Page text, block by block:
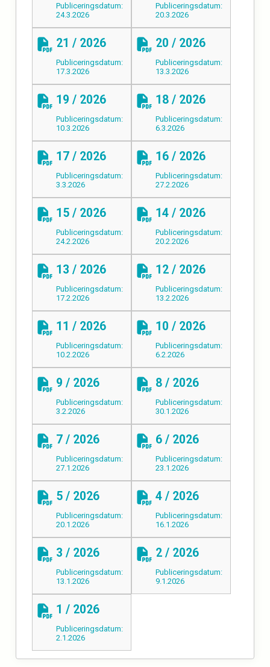
Publiceringsdatum:
24.3.2026
Publiceringsdatum:
20.3.2026
21 / 2026
Publiceringsdatum:
17.3.2026
20 / 2026
Publiceringsdatum:
13.3.2026
19 / 2026
Publiceringsdatum:
10.3.2026
18 / 2026
Publiceringsdatum:
6.3.2026
17 / 2026
Publiceringsdatum:
3.3.2026
16 / 2026
Publiceringsdatum:
27.2.2026
15 / 2026
Publiceringsdatum:
24.2.2026
14 / 2026
Publiceringsdatum:
20.2.2026
13 / 2026
Publiceringsdatum:
17.2.2026
12 / 2026
Publiceringsdatum:
13.2.2026
11 / 2026
Publiceringsdatum:
10.2.2026
10 / 2026
Publiceringsdatum:
6.2.2026
9 / 2026
Publiceringsdatum:
3.2.2026
8 / 2026
Publiceringsdatum:
30.1.2026
7 / 2026
Publiceringsdatum:
27.1.2026
6 / 2026
Publiceringsdatum:
23.1.2026
5 / 2026
Publiceringsdatum:
20.1.2026
4 / 2026
Publiceringsdatum:
16.1.2026
3 / 2026
Publiceringsdatum:
13.1.2026
2 / 2026
Publiceringsdatum:
9.1.2026
1 / 2026
Publiceringsdatum:
2.1.2026